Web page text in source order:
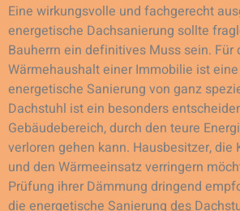
Eine wirkungsvolle und fachgerecht
energetische Dachsanierung sollte
Bauherrn ein definitives Muss sein.
Wärmehaushalt einer Immobilie ist
energetische Sanierung von ganz
Dachstuhl ist ein besonders
Gebäudebereich, durch den teure
verloren gehen kann. Hausbesitzer, die
und den Wärmeeinsatz verringern
Prüfung ihrer Dämmung dringend
die energetische Sanierung des